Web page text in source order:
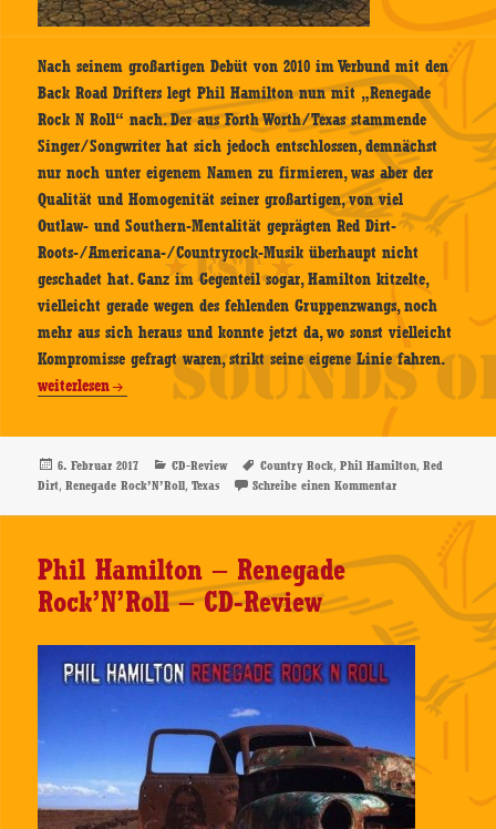
Nach seinem großartigen Debüt von 2010 im Verbund mit den
Back Road Drifters legt Phil Hamilton nun mit „Renegade
Rock N Roll“ nach. Der aus Forth Worth/Texas stammende
Singer/Songwriter hat sich jedoch entschlossen, demnächst
nur noch unter eigenem Namen zu firmieren, was aber der
Qualität und Homogenität seiner großartigen, von viel
Outlaw- und Southern-Mentalität geprägten Red Dirt-
Roots-/Americana-/Countryrock-Musik überhaupt nicht
geschadet hat. Ganz im Gegenteil sogar, Hamilton kitzelte,
vielleicht gerade wegen des fehlenden Gruppenzwangs, noch
mehr aus sich heraus und konnte jetzt da, wo sonst vielleicht
Kompromisse gefragt waren, strikt seine eigene Linie fahren.
Phil Hamilton – Renegade Rock’N’Roll – CD-Review
weiterlesen
Veröffentlicht
am
6. Februar 2017 Kategorien
CD-Review Schlagwörter
Country Rock,Phil Hamilton,Red
Dirt,Renegade Rock’N’Roll,Texas Schreibe einen Kommentarzu Phil Hamilton –
Phil Hamilton – Renegade
Rock’N’Roll – CD-Review